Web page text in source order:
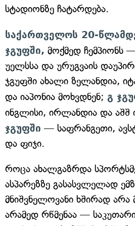
სტადიონზე ჩატარდება.
საქართველოს 20-
ჯგუფში, მოქმედ ჩემპიონს
უელსსა და ურუგვაის
ჯგუფში ახალი ზელანდია,
და იაპონია მოხვდნენ; გ
ინგლისი, ირლანდია და აშშ
ჯგუფში — საფრანგეთი,
და ფიჯი.
როცა ახალგაზრდა
ასპარეზზე გასასვლელად
მნიშვნელოვანი ხშირად
არამედ რწმენაა —